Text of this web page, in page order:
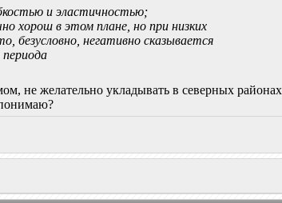
и эластичностью;
хорош в этом плане, но при низких
безусловно, негативно сказывается
не желательно укладывать в северных